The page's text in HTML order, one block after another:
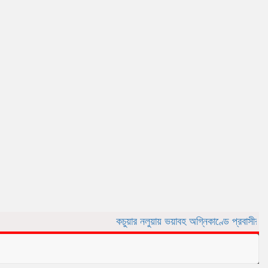
কচুয়ার নলুয়ায় ভয়াবহ অগ্নিকাণ্ডে প্রবাসীর বসত ঘর পুড়ে